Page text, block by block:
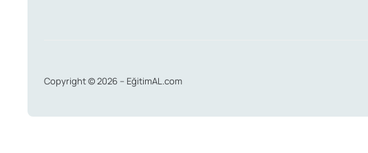
Copyright © 2026 – EğitimAL.com